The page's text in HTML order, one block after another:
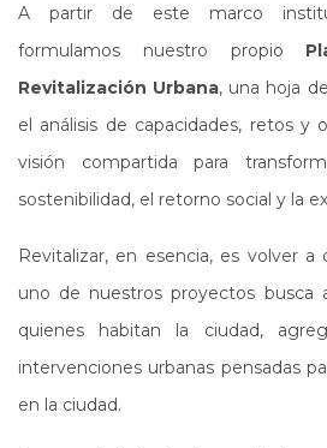
A partir de este marco
formulamos nuestro propio
Revitalización Urbana, una hoja
el análisis de capacidades, retos y
visión compartida para
sostenibilidad, el retorno social y la
Revitalizar, en esencia, es volver a
uno de nuestros proyectos busca
quienes habitan la ciudad,
intervenciones urbanas pensadas
en la ciudad.